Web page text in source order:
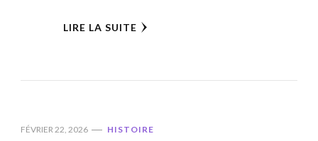
LIRE LA SUITE
FÉVRIER 22, 2026 HISTOIRE